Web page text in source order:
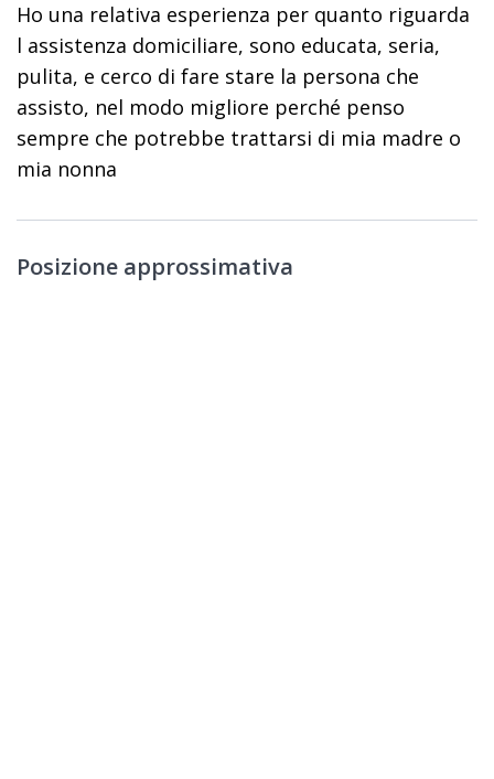
Ho una relativa esperienza per quanto riguarda
l assistenza domiciliare, sono educata, seria,
pulita, e cerco di fare stare la persona che
assisto, nel modo migliore perché penso
sempre che potrebbe trattarsi di mia madre o
mia nonna
Posizione approssimativa